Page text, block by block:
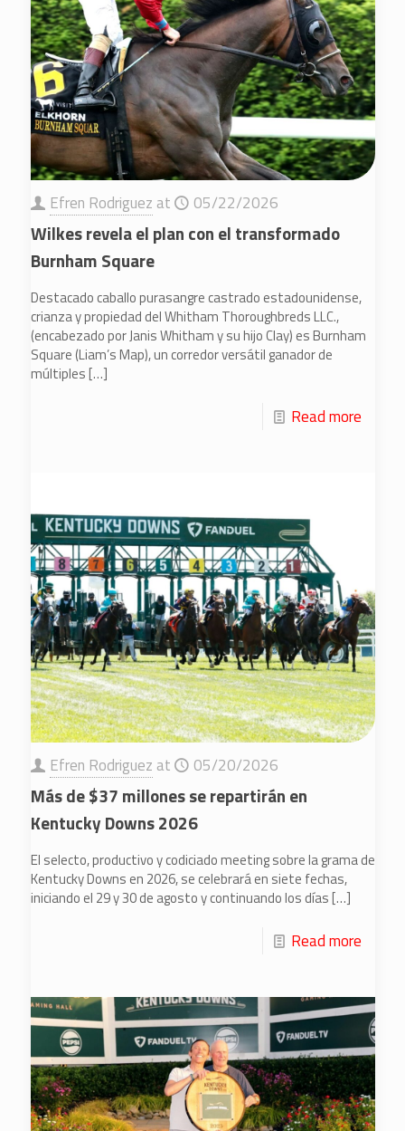
Efren Rodriguez at 05/22/2026
Wilkes revela el plan con el transformado
Burnham Square
Destacado caballo purasangre castrado estadounidense,
crianza y propiedad del Whitham Thoroughbreds LLC.,
(encabezado por Janis Whitham y su hijo Clay) es Burnham
Square (Liam’s Map), un corredor versátil ganador de
múltiples[…]
Read more
Efren Rodriguez at 05/20/2026
Más de $37 millones se repartirán en
Kentucky Downs 2026
El selecto, productivo y codiciado meeting sobre la grama de
Kentucky Downs en 2026, se celebrará en siete fechas,
iniciando el 29 y 30 de agosto y continuando los días[…]
Read more